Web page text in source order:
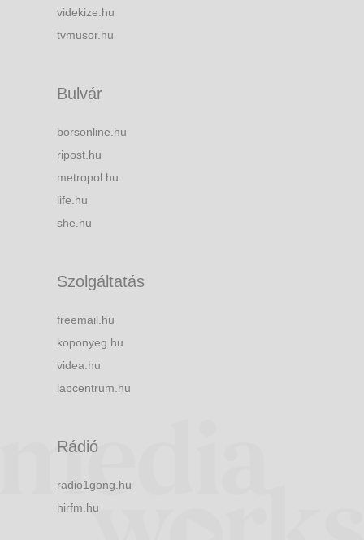
videkize.hu
tvmusor.hu
Bulvár
borsonline.hu
ripost.hu
metropol.hu
life.hu
she.hu
Szolgáltatás
freemail.hu
koponyeg.hu
videa.hu
lapcentrum.hu
Rádió
radio1gong.hu
hirfm.hu